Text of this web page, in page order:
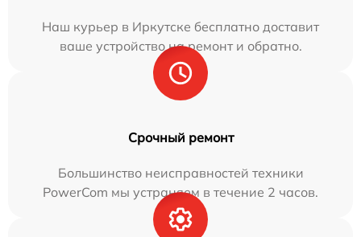
Наш курьер в Иркутске бесплатно доставит
ваше устройство на ремонт и обратно.
Срочный ремонт
Большинство неисправностей техники
PowerCom мы устраняем в течение 2 часов.